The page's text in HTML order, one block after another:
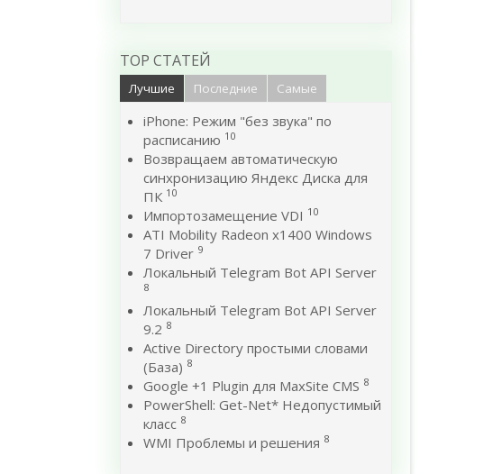
TOP СТАТЕЙ
Лучшие Последние Самые
iPhone: Режим "без звука" по
расписанию 10
Возвращаем автоматическую
синхронизацию Яндекс Диска для
ПК 10
Импортозамещение VDI 10
ATI Mobility Radeon x1400 Windows
7 Driver 9
Локальный Telegram Bot API Server
8
Локальный Telegram Bot API Server
9.2 8
Active Directory простыми словами
(База) 8
Google +1 Plugin для MaxSite CMS 8
PowerShell: Get-Net* Недопустимый
класс 8
WMI Проблемы и решения 8